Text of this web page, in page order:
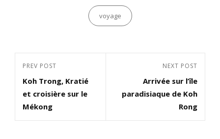
Categories
voyage
Navigation
de
l’article
Previous
Post
PREV POST
Koh Trong, Kratié
et croisière sur le
Mékong
NEXT POST
Arrivée sur l’île
paradisiaque de Koh
Rong